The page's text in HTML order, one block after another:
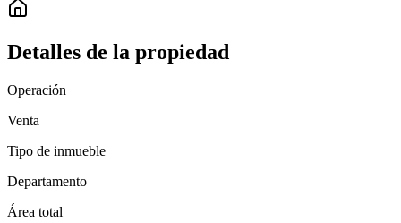
Detalles de la propiedad
Operación
Venta
Tipo de inmueble
Departamento
Área total